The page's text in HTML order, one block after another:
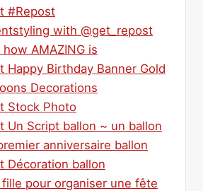
#Repost
with @get_repost
how AMAZING is
Happy Birthday Banner Gold
Decorations
Stock Photo
Un Script ballon ~ un ballon
anniversaire ballon
Décoration ballon
pour organiser une fête